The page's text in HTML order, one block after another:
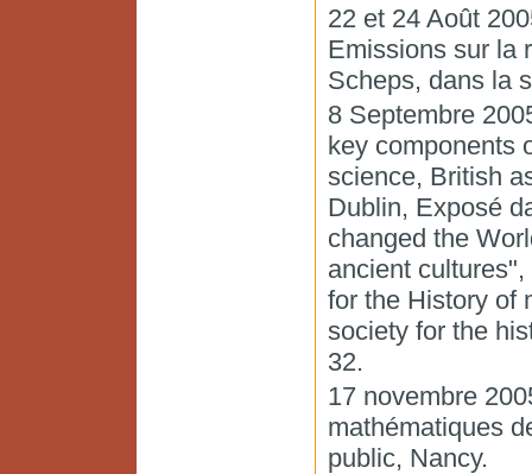
22 et 24 Août
Emissions sur la
Scheps, dans la
8 Septembre
key components
science, British
Dublin, Exposé
changed the
ancient
for the History of
society for the
32.
17 novembre
mathématiques
public, Nancy.